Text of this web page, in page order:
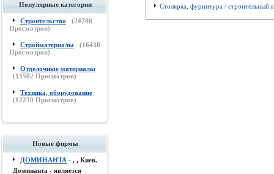
Популярные категории
Строительство (24786
Просмотров)
Стройматериалы (16430
Просмотров)
Отделочные материалы
(13502 Просмотров)
Техника, оборудование
(12230 Просмотров)
Новые фирмы
ДОМИНАНТА - , , Киев.
Доминанта - является
Столярка, фурнитура / строительный